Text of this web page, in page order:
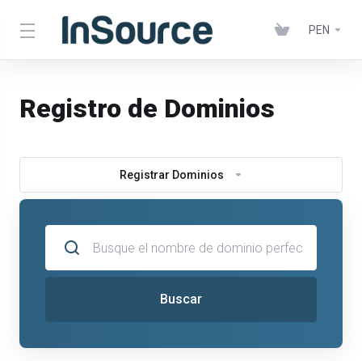
PEN
Registro de Dominios
Registrar Dominios
Buscar